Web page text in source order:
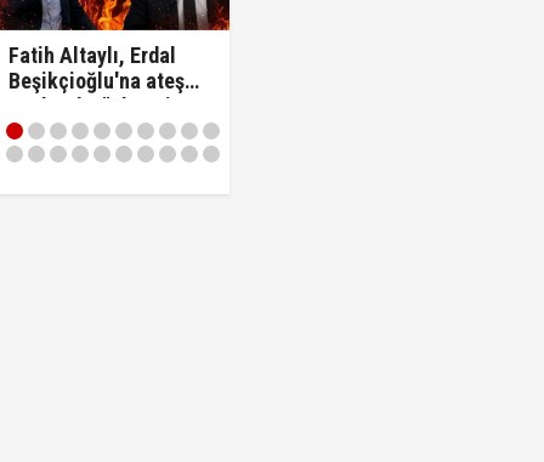
Fatih Altaylı, Erdal
Beşikçioğlu'na ateş
püskürdü: "Ulan siz
kamu görevlisisiniz..!"